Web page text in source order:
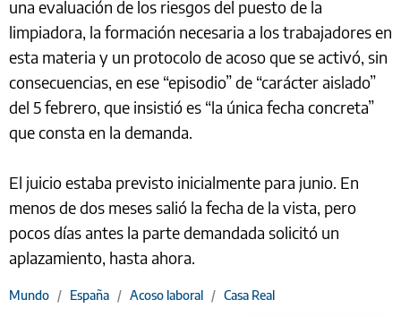
una evaluación de los riesgos del puesto de la
limpiadora, la formación necesaria a los trabajadores en
esta materia y un protocolo de acoso que se activó, sin
consecuencias, en ese “episodio” de “carácter aislado”
del 5 febrero, que insistió es “la única fecha concreta”
que consta en la demanda.
El juicio estaba previsto inicialmente para junio. En
menos de dos meses salió la fecha de la vista, pero
pocos días antes la parte demandada solicitó un
aplazamiento, hasta ahora.
Mundo / España / Acoso laboral / Casa Real